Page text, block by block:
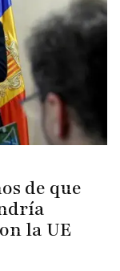
de que
la UE